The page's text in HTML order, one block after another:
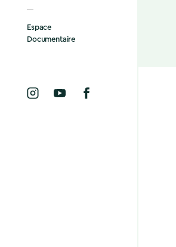
Espace
Documentaire